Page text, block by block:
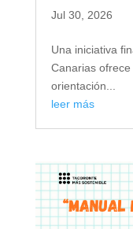
Jul 30, 2026
Una iniciativa
Canarias
orientación...
leer más